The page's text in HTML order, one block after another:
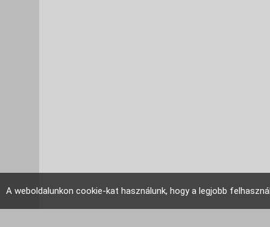
A weboldalunkon cookie-kat használunk, hogy a legjobb